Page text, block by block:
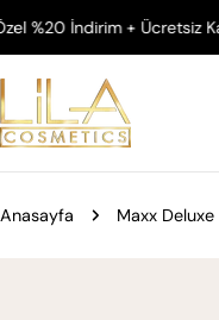
İçeriğe
İndirim + Ücretsiz Kargo
Anasayfa Maxx Deluxe